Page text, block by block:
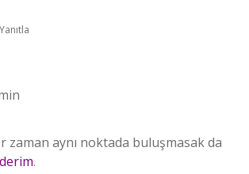
Yanıtla
zaman aynı noktada buluşmasak da
.